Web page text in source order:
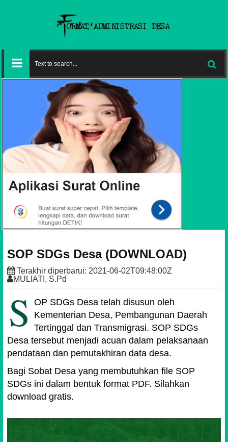
SOP SDGs Desa (DOWNLOAD)
Terakhir diperbarui: 2021-06-02T09:48:00Z
MULIATI, S.Pd
S
OP SDGs Desa telah disusun oleh
Kementerian Desa, Pembangunan Daerah
Tertinggal dan Transmigrasi. SOP SDGs
Desa tersebut menjadi acuan dalam pelaksanaan
pendataan dan pemutakhiran data desa.
Bagi Sobat Desa yang membutuhkan file SOP
SDGs ini dalam bentuk format PDF. Silahkan
download gratis.